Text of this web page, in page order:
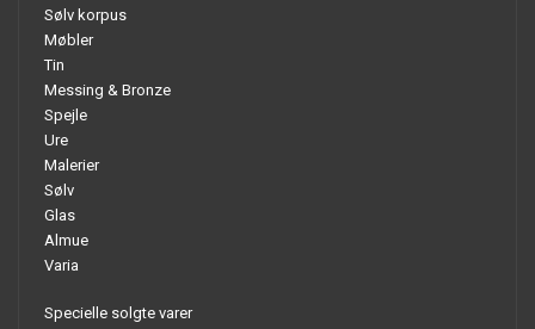
Sølv korpus
Møbler
Tin
Messing & Bronze
Spejle
Ure
Malerier
Sølv
Glas
Almue
Varia
Specielle solgte varer